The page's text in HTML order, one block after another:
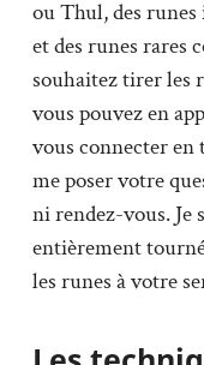
ou Thul, des
et des runes rares
souhaitez tirer les
vous pouvez en
vous connecter
me poser votre
ni rendez-vous. Je
entièrement
les runes à votre